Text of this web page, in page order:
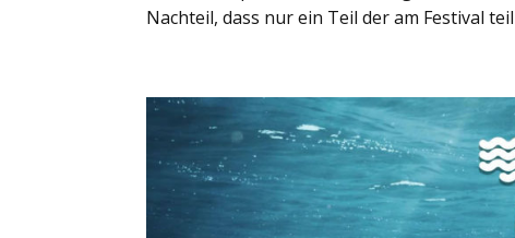
Nachteil, dass nur ein Teil der am Festival